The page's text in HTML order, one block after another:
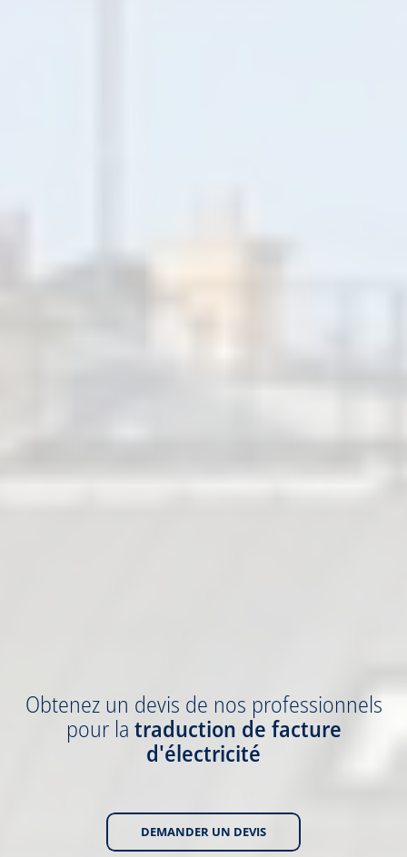
Obtenez un devis de nos professionnels
pour la traduction de facture
d'électricité
DEMANDER UN DEVIS